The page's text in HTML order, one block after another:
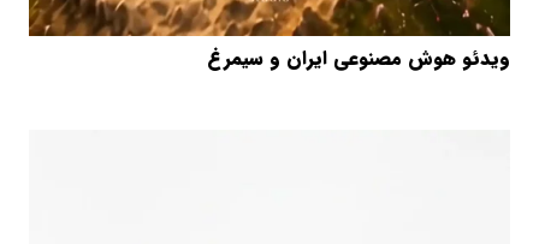
ویدئو هوش مصنوعی ایران و سیمرغ